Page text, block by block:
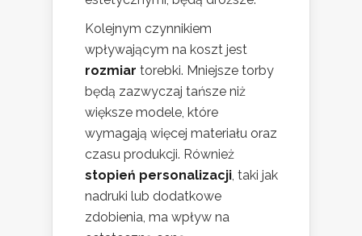
Kolejnym czynnikiem
wpływającym na koszt jest
rozmiar torebki. Mniejsze torby
będą zazwyczaj tańsze niż
większe modele, które
wymagają więcej materiału oraz
czasu produkcji. Również
stopień personalizacji, taki jak
nadruki lub dodatkowe
zdobienia, ma wpływ na